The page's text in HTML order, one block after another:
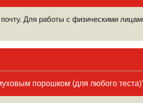
Для работы с физическими
порошком (для любого